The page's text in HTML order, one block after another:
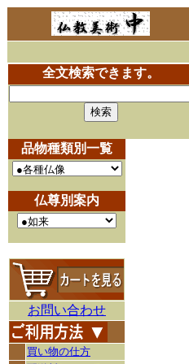
全文検索できます。
品物種類別一覧
仏尊別案内
お問い合わせ
買い物の仕方